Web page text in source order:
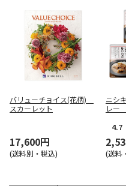
バリューチョイス(花柄)
スカーレット
17,600円
(送料別・税込)
ニシ
レー
4.7
(送料